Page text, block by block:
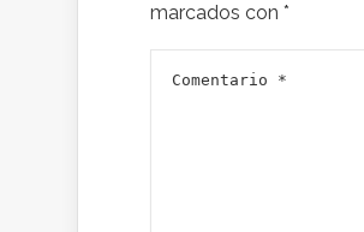
marcados con *